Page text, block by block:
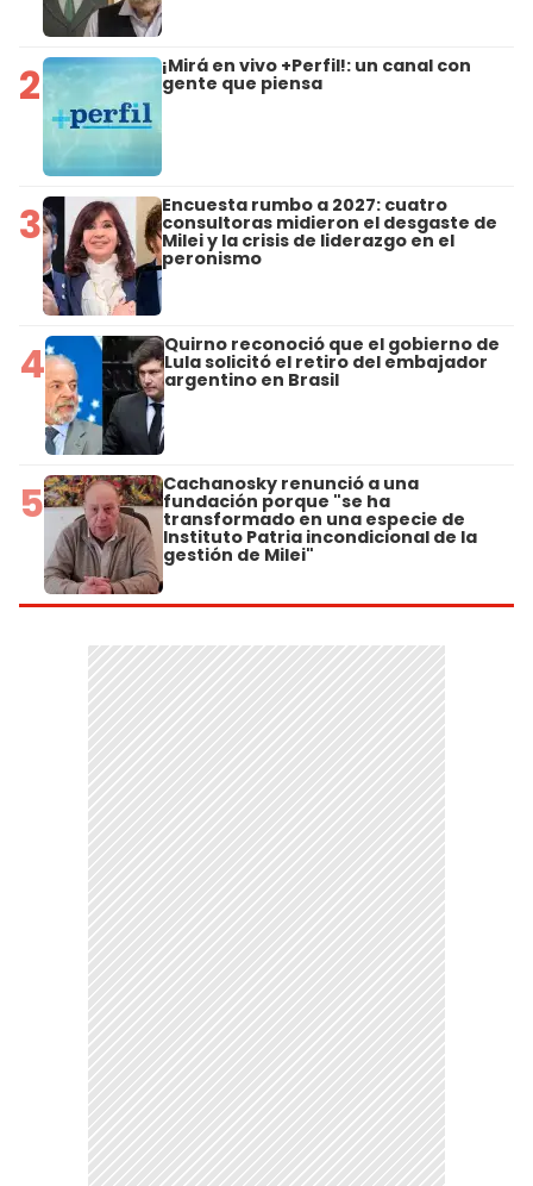
2 ¡Mirá en vivo +Perfil!: un canal con
gente que piensa
3 Encuesta rumbo a 2027: cuatro
consultoras midieron el desgaste de
Milei y la crisis de liderazgo en el
peronismo
4 Quirno reconoció que el gobierno de
Lula solicitó el retiro del embajador
argentino en Brasil
5 Cachanosky renunció a una
fundación porque "se ha
transformado en una especie de
Instituto Patria incondicional de la
gestión de Milei"